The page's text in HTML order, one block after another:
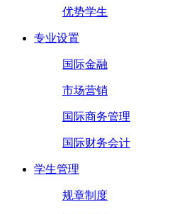
优势学生
专业设置
国际金融
市场营销
国际商务管理
国际财务会计
学生管理
规章制度